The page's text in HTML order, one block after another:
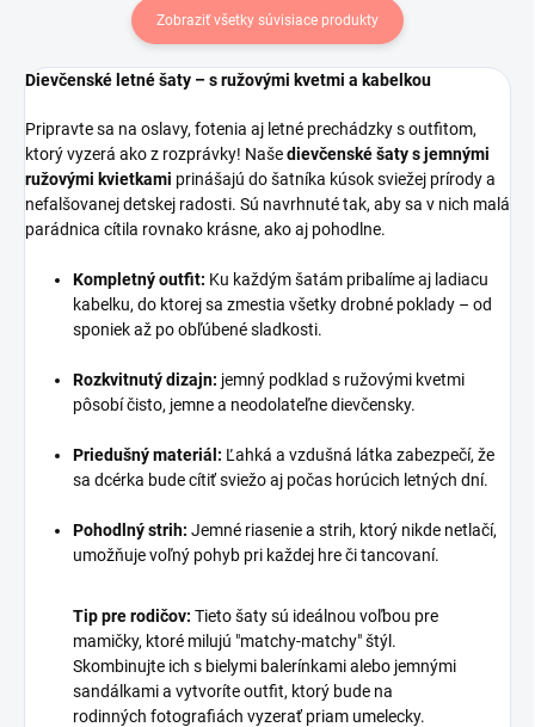
Zobraziť všetky súvisiace produkty
Dievčenské letné šaty – s ružovými kvetmi a kabelkou
Pripravte sa na oslavy, fotenia aj letné prechádzky s outfitom,
ktorý vyzerá ako z rozprávky! Našedievčenské šaty s jemnými
ružovými kvietkami prinášajú do šatníka kúsok sviežej prírody a
nefalšovanej detskej radosti. Sú navrhnuté tak, aby sa v nich malá
parádnica cítila rovnako krásne, ako aj pohodlne.
Kompletný outfit: Ku každým šatám pribalíme aj ladiacu
kabelku, do ktorej sa zmestia všetky drobné poklady – od
sponiek až po obľúbené sladkosti.
Rozkvitnutý dizajn: jemný podklad s ružovými kvetmi
pôsobí čisto, jemne a neodolateľne dievčensky.
Priedušný materiál: Ľahká a vzdušná látka zabezpečí, že
sa dcérka bude cítiť sviežo aj počas horúcich letných dní.
Pohodlný strih: Jemné riasenie a strih, ktorý nikde netlačí,
umožňuje voľný pohyb pri každej hre či tancovaní.
Tip pre rodičov: Tieto šaty sú ideálnou voľbou pre
mamičky, ktoré milujú "matchy-matchy" štýl.
Skombinujte ich s bielymi balerínkami alebo jemnými
sandálkami a vytvoríte outfit, ktorý bude na
rodinných fotografiách vyzerať priam umelecky.